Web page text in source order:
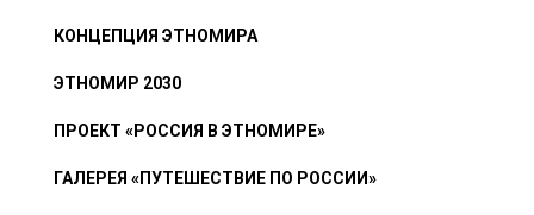
КОНЦЕПЦИЯ ЭТНОМИРА
ЭТНОМИР 2030
ПРОЕКТ «РОССИЯ В ЭТНОМИРЕ»
ГАЛЕРЕЯ «ПУТЕШЕСТВИЕ ПО РОССИИ»